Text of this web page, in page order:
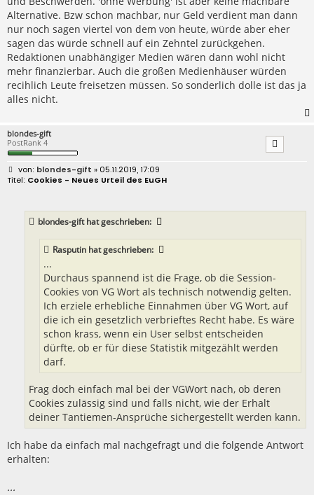
Alternative. Bzw schon machbar, nur Geld verdient man dann
nur noch sagen viertel von dem von heute, würde aber eher
sagen das würde schnell auf ein Zehntel zurückgehen.
Redaktionen unabhängiger Medien wären dann wohl nicht
mehr finanzierbar. Auch die großen Medienhäuser würden
recihlich Leute freisetzen müssen. So sonderlich dolle ist das ja
alles nicht.
blondes-gift
PostRank 4
B
e
blondes-gift » 05.11.2019, 17:09
Cookies - Neues Urteil des EuGH
blondes-gifthat geschrieben:
Rasputin hat geschrieben:
...
Durchaus spannend ist die Frage, ob die Session-
Cookies von VG Wort als technisch notwendig gelten.
Ich erziele erhebliche Einnahmen über VG Wort, auf
die ich ein gesetzlich verbrieftes Recht habe. Es wäre
schon krass, wenn ein User selbst entscheiden
dürfte, ob er für diese Statistik mitgezählt werden
darf.
Frag doch einfach mal bei der VGWort nach, ob deren
Cookies zulässig sind und falls nicht, wie der Erhalt
deiner Tantiemen-Ansprüche sichergestellt werden kann.
Ich habe da einfach mal nachgefragt und die folgende Antwort
erhalten:
...